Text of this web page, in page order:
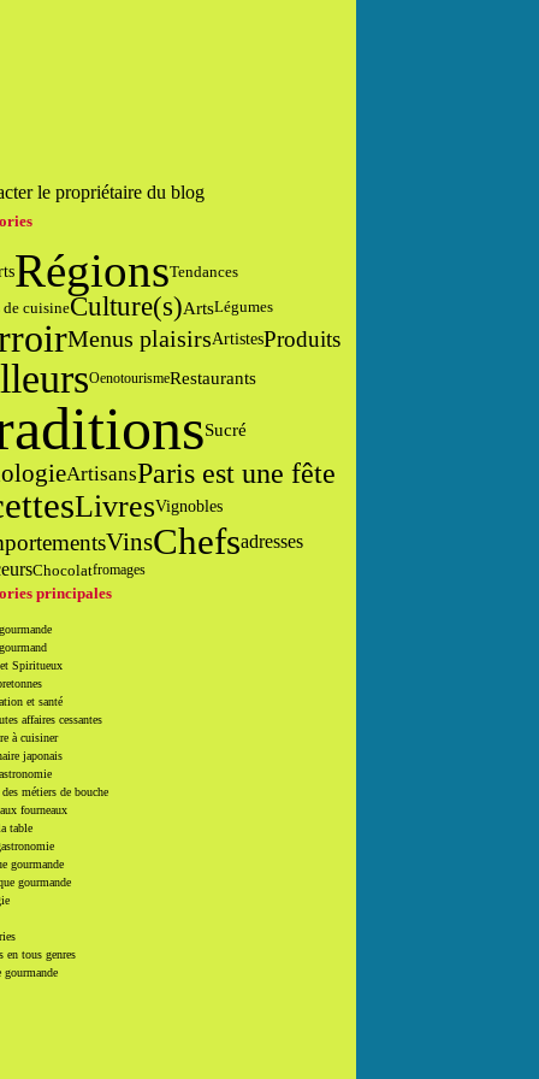
le propriétaire du blog
RégionsTendances
cuisineCulture(s)ArtsLégumes
Menus plaisirsArtistesProduits
OenotourismeRestaurants
Sucré
ArtisansParis est une fête
LivresVignobles
VinsChefsadresses
Chocolatfromages
principales
Spiritueux
et santé
affaires cessantes
à cuisiner
japonais
métiers de bouche
fourneaux
table
gourmande
gourmande
en tous genres
gourmande